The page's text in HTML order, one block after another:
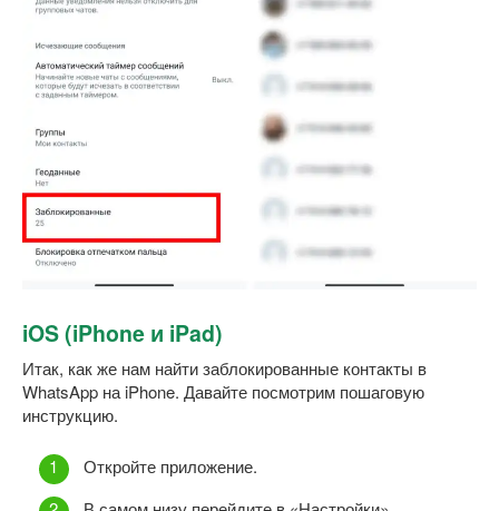
iOS (iPhone и iPad)
Итак, как же нам найти заблокированные контакты в
WhatsApp на iPhone. Давайте посмотрим пошаговую
инструкцию.
Откройте приложение.